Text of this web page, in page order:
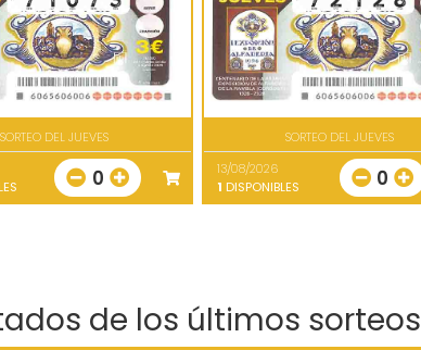
SORTEO DEL JUEVES
0
SORTEO DEL JUEVES
13/08/2026
1 DISPONIBLES 0
de los últimos sorteos